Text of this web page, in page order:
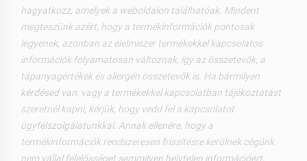
hagyatkozz, amelyek a weboldalon találhatóak. Mindent
megteszünk azért, hogy a termékinformációk pontosak
legyenek, azonban az élelmiszer termékekkel kapcsolatos
információk folyamatosan változnak, így az összetevők, a
tápanyagértékek és allergén összetevők is. Ha bármilyen
kérdésed van, vagy a termékekkel kapcsolatban tájékoztatást
szeretnél kapni, kérjük, hogy vedd fel a kapcsolatot
ügyfélszolgálatunkkal. Annak ellenére, hogy a
termékinformációk rendszeresen frissítésre kerülnek cégünk
nem vállal felelősséget semmilyen helytelen információért,